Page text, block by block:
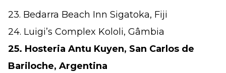
23. Bedarra Beach Inn Sigatoka, Fiji
24. Luigi’s Complex Kololi, Gâmbia
25. Hosteria Antu Kuyen, San Carlos de
Bariloche, Argentina